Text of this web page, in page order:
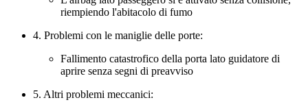
riempiendo l'abitacolo di fumo
4. Problemi con le maniglie delle porte:
Fallimento catastrofico della porta lato guidatore di
aprire senza segni di preavviso
5. Altri problemi meccanici: